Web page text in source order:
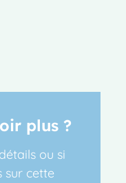
plus ?
ou si
sur cette